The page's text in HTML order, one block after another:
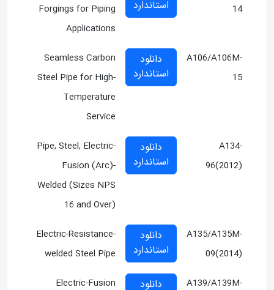
14
استاندارد
Forgings for Piping
Applications
A106/A106M-
15
دانلود
استاندارد
Seamless Carbon
Steel Pipe for High-
Temperature
Service
A134-
96(2012)
دانلود
استاندارد
Pipe, Steel, Electric-
Fusion (Arc)-
Welded (Sizes NPS
16 and Over)
A135/A135M-
09(2014)
دانلود
استاندارد
Electric-Resistance-
welded Steel Pipe
A139/A139M-
دانلود Electric-Fusion